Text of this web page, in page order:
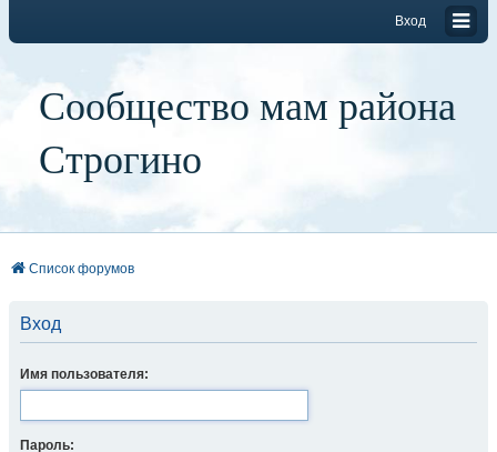
Вход
Сообщество мам района
Строгино
Список форумов
Вход
Имя пользователя:
Пароль: